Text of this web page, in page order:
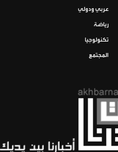
عربي ودولي
رياضة
تكنولوجيا
المجتمع